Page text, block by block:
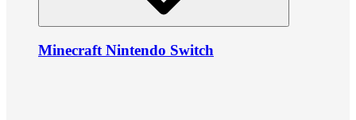
Minecraft Nintendo Switch